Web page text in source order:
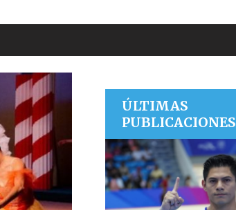
ÚLTIMAS
PUBLICACIONES